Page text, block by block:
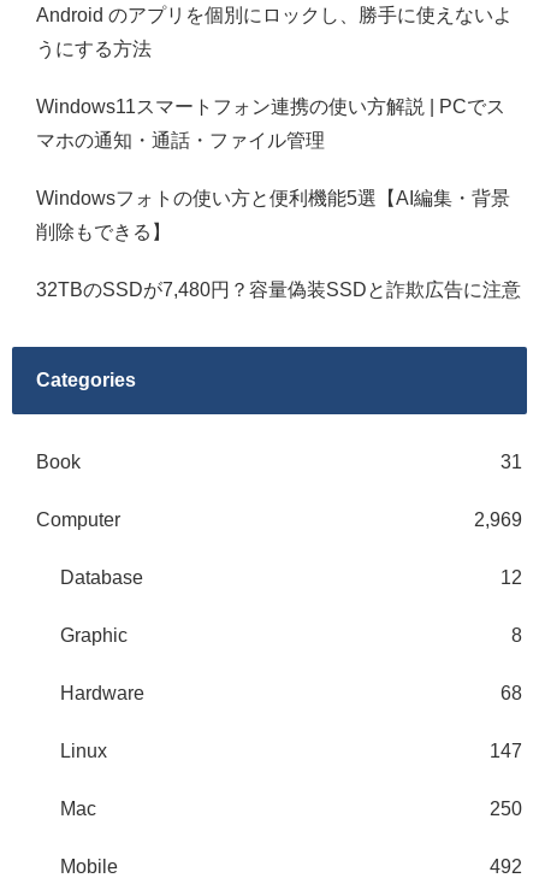
Android のアプリを個別にロックし、勝手に使えないよ
うにする方法
Windows11スマートフォン連携の使い方解説 | PCでス
マホの通知・通話・ファイル管理
Windowsフォトの使い方と便利機能5選【AI編集・背景
削除もできる】
32TBのSSDが7,480円？容量偽装SSDと詐欺広告に注意
Categories
Book 31
Computer 2,969
Database 12
Graphic 8
Hardware 68
Linux 147
Mac 250
Mobile 492